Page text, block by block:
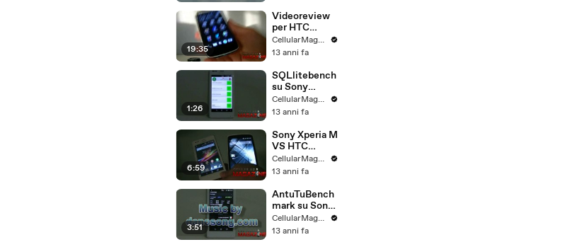
19:35
Videoreview
per HTC
Desire 500CellularMagazine
13 anni fa
1:26
SQLlitebench
su Sony
Xperia M CellularMagazine
13 anni fa
6:59
Sony Xperia M
VS HTC
Desire 500CellularMagazine
13 anni fa
3:51
AntuTuBench
mark su Sony
Xperia M CellularMagazine
13 anni fa